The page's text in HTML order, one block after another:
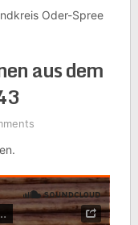
Oder-Spree
aus dem